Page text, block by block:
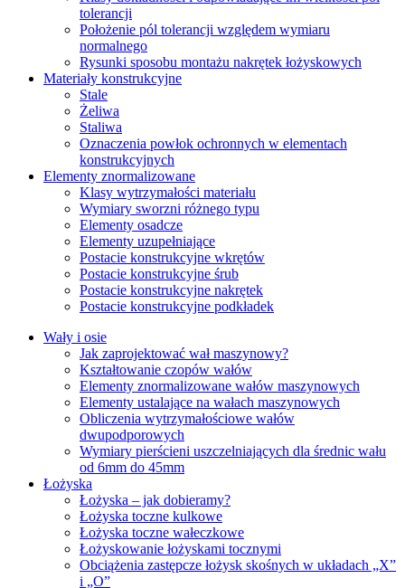
tolerancji
Położenie pól tolerancji względem wymiaru
normalnego
Rysunki sposobu montażu nakrętek łożyskowych
Materiały konstrukcyjne
Stale
Żeliwa
Staliwa
Oznaczenia powłok ochronnych w elementach
konstrukcyjnych
Elementy znormalizowane
Klasy wytrzymałości materiału
Wymiary sworzni różnego typu
Elementy osadcze
Elementy uzupełniające
Postacie konstrukcyjne wkrętów
Postacie konstrukcyjne śrub
Postacie konstrukcyjne nakrętek
Postacie konstrukcyjne podkładek
Wały i osie
Jak zaprojektować wał maszynowy?
Kształtowanie czopów wałów
Elementy znormalizowane wałów maszynowych
Elementy ustalające na wałach maszynowych
Obliczenia wytrzymałościowe wałów
dwupodporowych
Wymiary pierścieni uszczelniających dla średnic wału
od 6mm do 45mm
Łożyska
Łożyska – jak dobieramy?
Łożyska toczne kulkowe
Łożyska toczne wałeczkowe
Łożyskowanie łożyskami tocznymi
Obciążenia zastępcze łożysk skośnych w układach „X”
i „O”